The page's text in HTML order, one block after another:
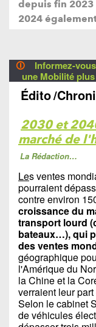
depuis fin 2023
2024
🛈
Informez-
une Mobilité
Édito/
2030 et
marché de
La Rédaction…
Les ventes
pourraient
contre environ
croissance du
transport lourd
bateaux…), qui
des ventes
géographique
l'Amérique du
la Chine et la
verraient leur
Selon le cabinet
de véhicules